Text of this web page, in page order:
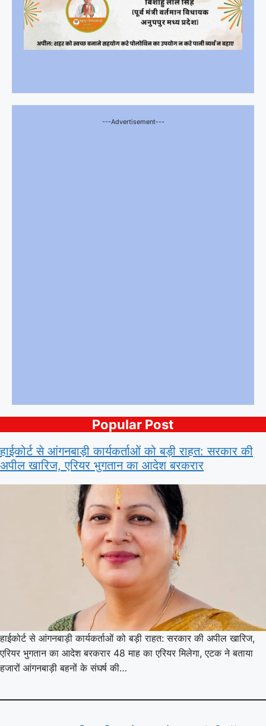
---Advertisement---
Popular Post
हाईकोर्ट से आंगनबाड़ी कार्यकर्ताओं को बड़ी राहत: सरकार की
अपील खारिज, एरियर भुगतान का आदेश बरकरार
हाईकोर्ट से आंगनबाड़ी कार्यकर्ताओं को बड़ी राहत: सरकार की अपील खारिज,
एरियर भुगतान का आदेश बरकरार 48 माह का एरियर मिलेगा, एटक ने बताया
हजारों आंगनबाड़ी बहनों के संघर्ष की…